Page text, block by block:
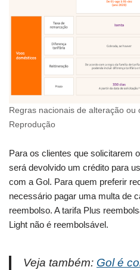
Regras nacionais de alteração ou
Reprodução
Para os clientes que solicitarem
será devolvido um crédito para
com a Gol. Para quem preferir
necessário pagar uma multa de
reembolso. A tarifa Plus
Light não é reembolsável.
Veja também: Gol é